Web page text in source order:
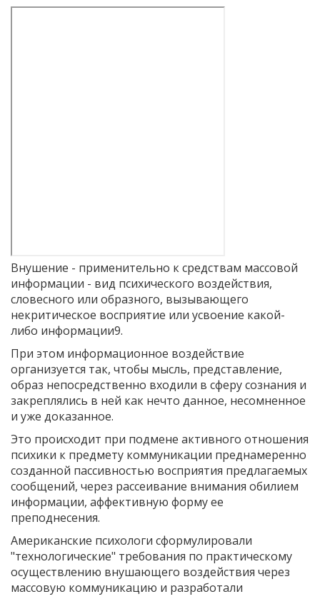
Внушение - применительно к средствам массовой
информации - вид психического воздействия,
словесного или образного, вызывающего
некритическое восприятие или усвоение какой-
либо информации9.
При этом информационное воздействие
организуется так, чтобы мысль, представление,
образ непосредственно входили в сферу сознания и
закреплялись в ней как нечто данное, несомненное
и уже доказанное.
Это происходит при подмене активного отношения
психики к предмету коммуникации преднамеренно
созданной пассивностью восприятия предлагаемых
сообщений, через рассеивание внимания обилием
информации, аффективную форму ее
преподнесения.
Американские психологи сформулировали
"технологические" требования по практическому
осуществлению внушающего воздействия через
массовую коммуникацию и разработали